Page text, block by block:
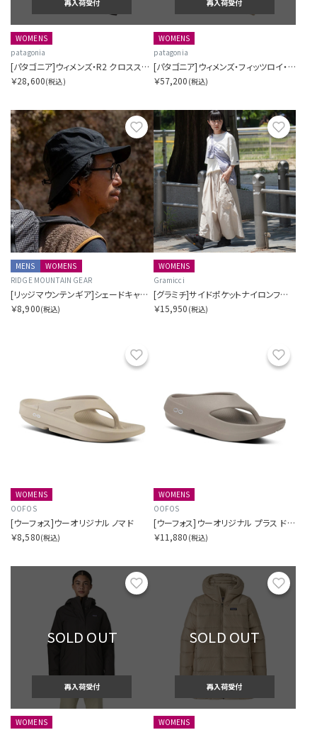
再入荷受付
WOMENS
patagonia
[パタゴニア]ウィメンズ・R2 クロスストラタ・ジャケット
￥28,600(税込)
再入荷受付
WOMENS
patagonia
[パタゴニア]ウィメンズ・フィッツロイ・ダウン・フーディ
￥57,200 (税込)
お気に入り
MENS
WOMENS
RIDGE MOUNTAIN GEAR
[リッジマウンテンギア]シェードキャップ
￥8,900(税込)
お気
WOMENS
Gramicci
[グラミチ]サイドポケットナイロンフレアパンツ SORA別注
￥15,950 (税込)
お気に入り
WOMENS
OOFOS
[ウーフォス]ウーオリジナル ノマド
￥8,580(税込)
WOMENS
OOFOS
[ウーフォス]ウーオリジナル プラス ドリフトウッド
￥11,880 (税込)
お気に入り
SOLD OUT
再入荷受付
WOMENS
SOLD OUT
再入荷受付
WOMENS